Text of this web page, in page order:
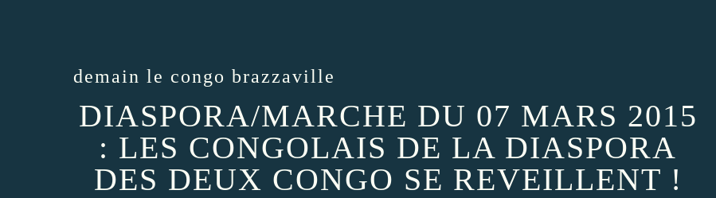
demain le congo brazzaville
DIASPORA/MARCHE DU 07 MARS 2015
: LES CONGOLAIS DE LA DIASPORA
DES DEUX CONGO SE REVEILLENT !